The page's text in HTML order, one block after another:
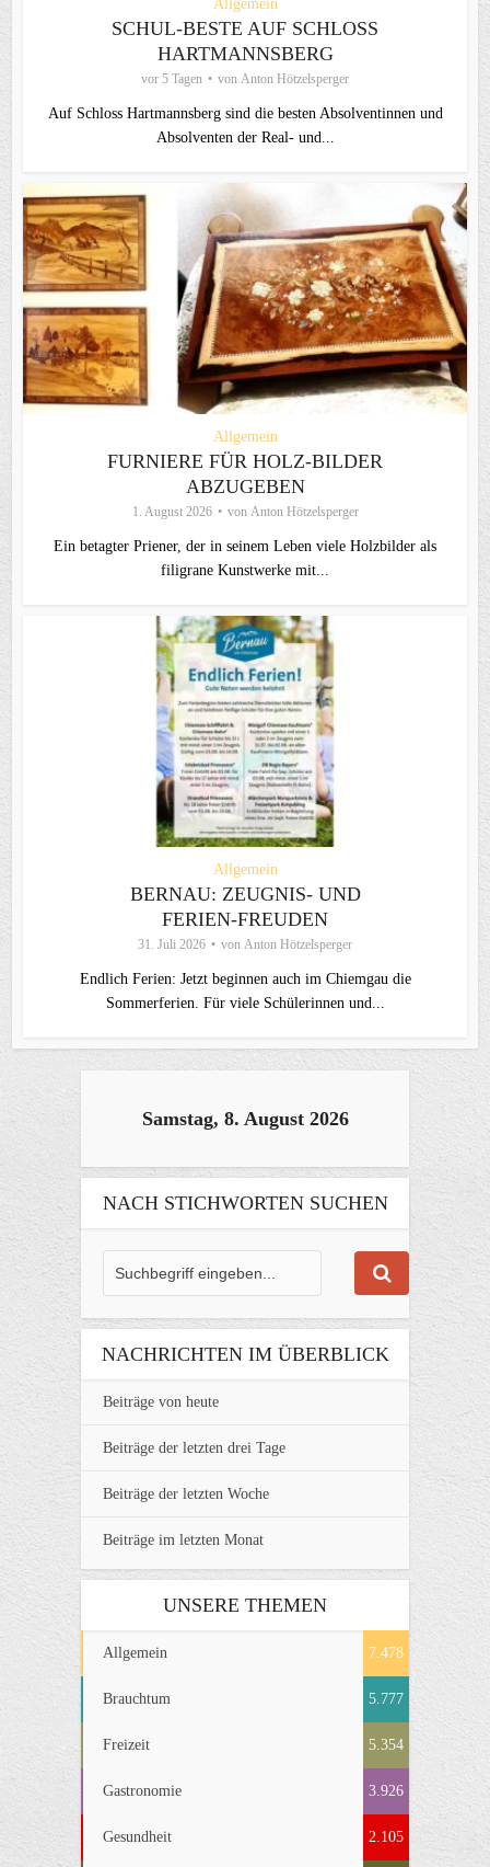
Allgemein
SCHUL-BESTE AUF SCHLOSS
HARTMANNSBERG
vor 5 Tagen von Anton Hötzelsperger
Auf Schloss Hartmannsberg sind die besten Absolventinnen und
Absolventen der Real- und...
Allgemein
FURNIERE FÜR HOLZ-BILDER
ABZUGEBEN
1. August 2026 von Anton Hötzelsperger
Ein betagter Priener, der in seinem Leben viele Holzbilder als
filigrane Kunstwerke mit...
Allgemein
BERNAU: ZEUGNIS- UND
FERIEN-FREUDEN
31. Juli 2026 von Anton Hötzelsperger
Endlich Ferien: Jetzt beginnen auch im Chiemgau die
Sommerferien. Für viele Schülerinnen und...
Samstag, 8. August 2026
NACH STICHWORTEN SUCHEN
NACHRICHTEN IM ÜBERBLICK
Beiträge von heute
Beiträge der letzten drei Tage
Beiträge der letzten Woche
Beiträge im letzten Monat
UNSERE THEMEN
Allgemein 7.478
Brauchtum 5.777
Freizeit 5.354
Gastronomie 3.926
Gesundheit 2.105